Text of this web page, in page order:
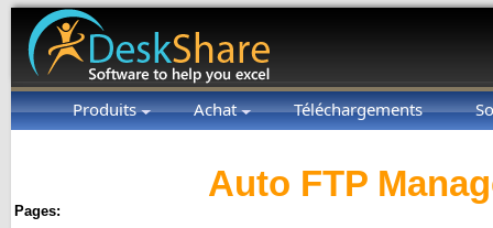
Produits Achat Téléchargements
Pages:
Auto FTP